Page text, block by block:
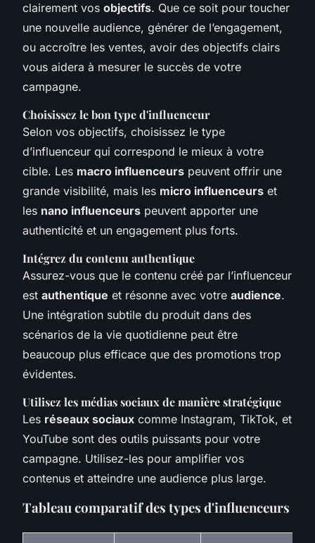
clairement vos objectifs. Que ce soit pour toucher
une nouvelle audience, générer de l’engagement,
ou accroître les ventes, avoir des objectifs clairs
vous aidera à mesurer le succès de votre
campagne.
Choisissez le bon type d'influenceur
Selon vos objectifs, choisissez le type
d’influenceur qui correspond le mieux à votre
cible. Les macro influenceurs peuvent offrir une
grande visibilité, mais les micro influenceurs et
les nano influenceurs peuvent apporter une
authenticité et un engagement plus forts.
Intégrez du contenu authentique
Assurez-vous que le contenu créé par l’influenceur
est authentique et résonne avec votre audience.
Une intégration subtile du produit dans des
scénarios de la vie quotidienne peut être
beaucoup plus efficace que des promotions trop
évidentes.
Utilisez les médias sociaux de manière stratégique
Les réseaux sociaux comme Instagram, TikTok, et
YouTube sont des outils puissants pour votre
campagne. Utilisez-les pour amplifier vos
contenus et atteindre une audience plus large.
Tableau comparatif des types d'influenceurs